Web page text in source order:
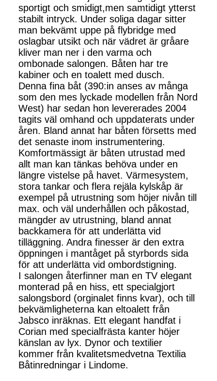
sportigt och smidigt,men samtidigt ytterst
stabilt intryck. Under soliga dagar sitter
man bekvämt uppe på flybridge med
oslagbar utsikt och när vädret är gråare
kliver man ner i den varma och
ombonade salongen. Båten har tre
kabiner och en toalett med dusch.
Denna fina båt (390:in anses av många
som den mes lyckade modellen från Nord
West) har sedan hon levererades 2004
tagits väl omhand och uppdaterats under
åren. Bland annat har båten försetts med
det senaste inom instrumentering.
Komfortmässigt är båten utrustad med
allt man kan tänkas behöva under en
längre vistelse på havet. Värmesystem,
stora tankar och flera rejäla kylskåp är
exempel på utrustning som höjer nivån till
max. och väl underhållen och påkostad,
mängder av utrustning, bland annat
backkamera för att underlätta vid
tilläggning. Andra finesser är den extra
öppningen i mantåget på styrbords sida
för att underlätta vid ombordstigning.
I salongen återfinner man en TV elegant
monterad på en hiss, ett specialgjort
salongsbord (orginalet finns kvar), och till
bekvämligheterna kan eltoalett från
Jabsco inräknas. Ett elegant handfat i
Corian med specialfrästa kanter höjer
känslan av lyx. Dynor och textilier
kommer från kvalitetsmedvetna Textilia
Båtinredningar i Lindome.